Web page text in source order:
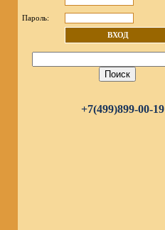
Пароль:
ВХОД
+7(499)899-00-19